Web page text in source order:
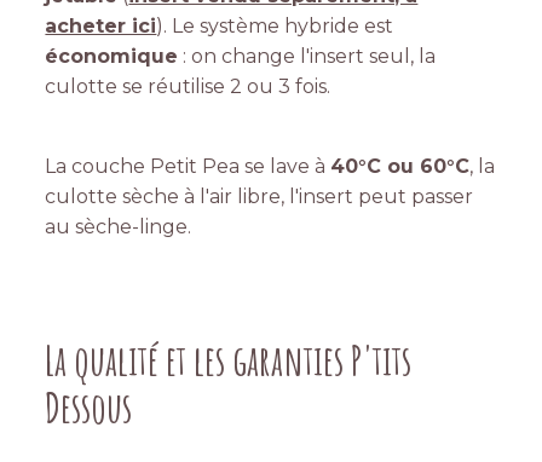
acheter ici). Le système hybride est
économique : on change l'insert seul, la
culotte se réutilise 2 ou 3 fois.
La couche Petit Pea se lave à 40°C ou 60°C, la
culotte sèche à l'air libre, l'insert peut passer
au sèche-linge.
La qualité et les garanties P'tits
Dessous